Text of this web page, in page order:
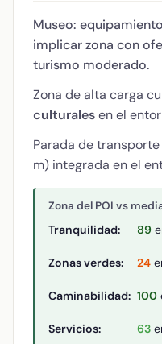
Museo:
implicar zona con
turismo moderado.
Zona de alta carga
culturalesen el
Parada de
m) integrada en el
Zona del POI vs
Tranquilidad: 89
Zonas verdes: 24
Caminabilidad: 100
Servicios: 63